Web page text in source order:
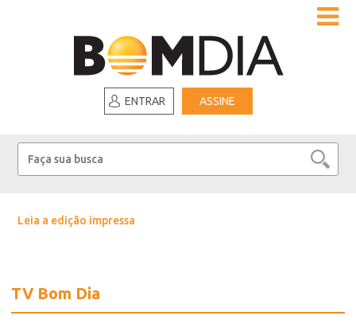
ENTRAR ASSINE
Leia a edição impressa
TV Bom Dia